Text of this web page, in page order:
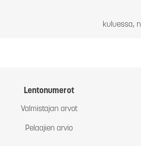
kuluessa,
Lentonumerot
Valmistajan arvot
Pelaajien arvio